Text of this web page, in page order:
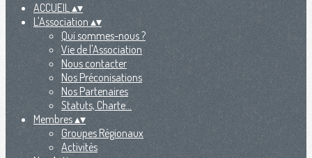
ACCUEIL▴▾
L'Association▴▾
Qui sommes-nous ?
Vie de l'Association
Nous contacter
Nos Préconisations
Nos Partenaires
Statuts, Charte...
Membres▴▾
Groupes Régionaux
Activités